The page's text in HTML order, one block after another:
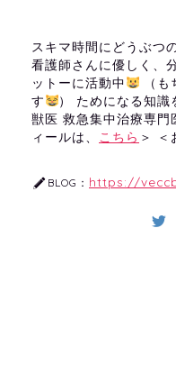
スキマ時間にどうぶつ
看護師さんに優しく、
ットーに活動中
（も
す
） ためになる知識
獣医 救急集中治療専門
ィールは、
こちら ＞ ＜
BLOG： https://